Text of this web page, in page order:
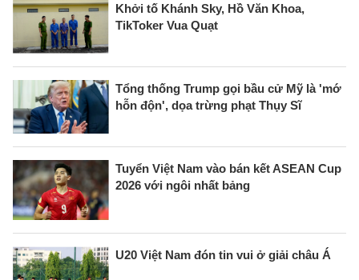
Khởi tố Khánh Sky, Hồ Văn Khoa,
TikToker Vua Quạt
Tổng thống Trump gọi bầu cử Mỹ là 'mớ
hỗn độn', dọa trừng phạt Thụy Sĩ
Tuyển Việt Nam vào bán kết ASEAN Cup
2026 với ngôi nhất bảng
U20 Việt Nam đón tin vui ở giải châu Á